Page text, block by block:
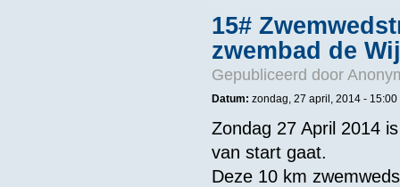
15#
zwembad de
Gepubliceerd door
Datum: zondag, 27 april, 2014 - 15:00
Zondag 27 April 2014
van start gaat.
Deze 10 km